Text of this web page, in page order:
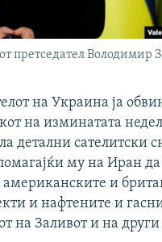
претседател Володимир
на Украина ја
на изминатата
детални сателитски
му на Иран
американските и
и нафтените и
на Заливот и на